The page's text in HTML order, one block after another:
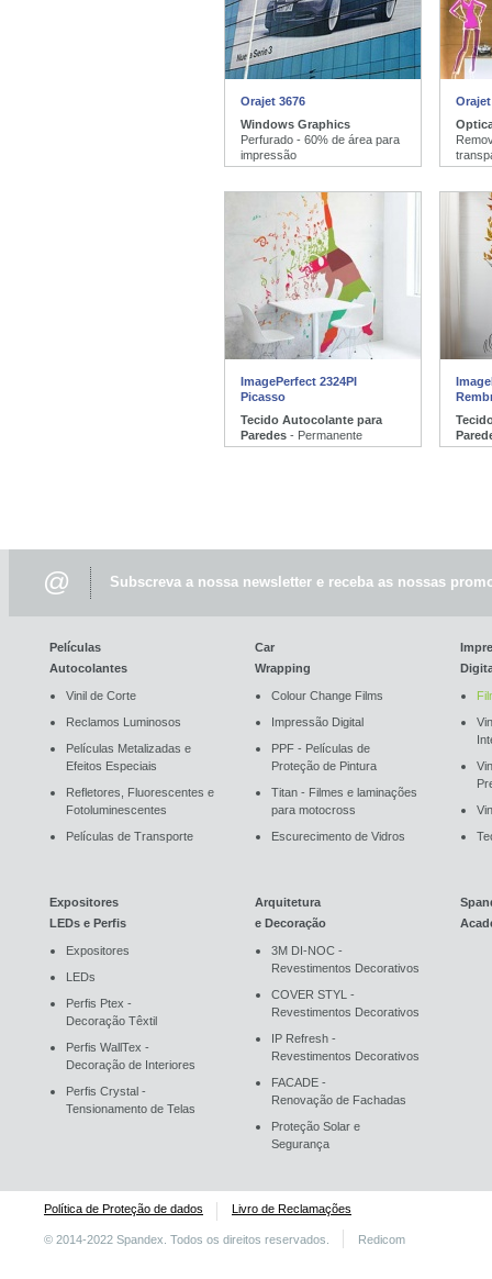
Orajet 3676
Windows Graphics
Perfurado - 60% de área para
impressão
Orajet
ImagePerfect 2324PI
Picasso
Tecido Autocolante para
Paredes - Permanente
@ Subscreva a nossa newsletter e receba as nossas
Películas
Autocolantes
Vinil de Corte
Reclamos Luminosos
Películas Metalizadas e
Efeitos Especiais
Refletores, Fluorescentes e
Fotoluminescentes
Películas de Transporte
Car
Wrapping
Colour Change Films
Impressão Digital
PPF - Películas de
Proteção de Pintura
Titan - Filmes e laminações
para motocross
Escurecimento de Vidros
Expositores
LEDs e Perfis
Expositores
LEDs
Perfis Ptex -
Decoração Têxtil
Perfis WallTex -
Decoração de Interiores
Perfis Crystal -
Tensionamento de Telas
Arquitetura
e Decoração
3M DI-NOC -
Revestimentos Decorativos
COVER STYL -
Revestimentos Decorativos
IP Refresh -
Revestimentos Decorativos
FACADE -
Renovação de Fachadas
Proteção Solar e
Segurança
Política de Proteção de dados Livro de Reclamações
© 2014-2022 Spandex. Todos os direitos reservados. Redicom